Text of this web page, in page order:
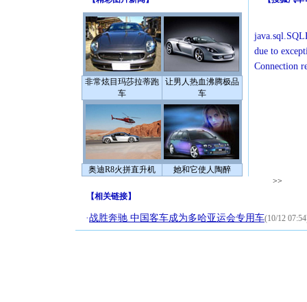
非常炫目玛莎拉蒂跑
车
让男人热血沸腾极品
车
奥迪R8火拼直升机 她和它使人陶醉
due to
Connection
>>
【相关链接】
·战胜奔驰 中国客车成为多哈亚运会专用车(10/12